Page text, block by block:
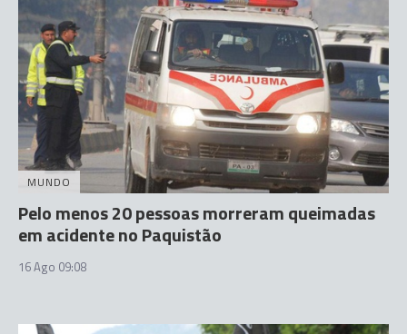
MUNDO
Pelo menos 20 pessoas morreram queimadas
em acidente no Paquistão
16 Ago 09:08